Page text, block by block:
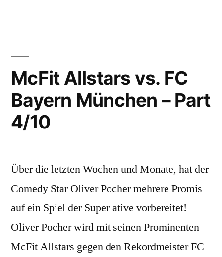
–
Part
1/10
McFit Allstars vs. FC
Bayern München – Part
4/10
Über die letzten Wochen und Monate, hat der
Comedy Star Oliver Pocher mehrere Promis
auf ein Spiel der Superlative vorbereitet!
Oliver Pocher wird mit seinen Prominenten
McFit Allstars gegen den Rekordmeister FC